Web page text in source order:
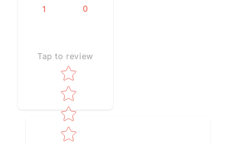
1 0
Tap to review
Star rating